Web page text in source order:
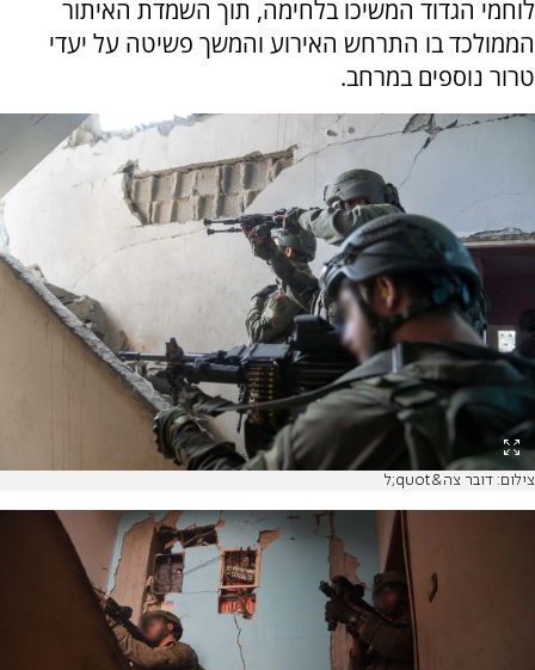
לוחמי הגדוד המשיכו בלחימה, תוך השמדת האיתור
הממולכד בו התרחש האירוע והמשך פשיטה על יעדי
טרור נוספים במרחב.
צילום: דובר צה&quot;ל